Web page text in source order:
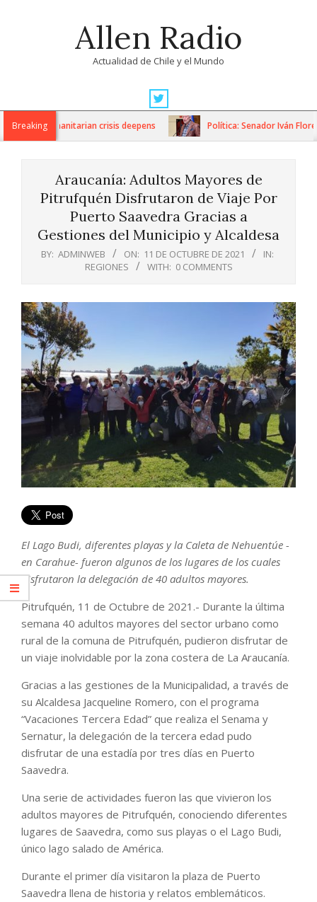
Allen Radio
Actualidad de Chile y el Mundo
Navigation
MenuBreaking
as humanitarian crisis deepens Política: Senador Iván Flores
Araucanía: Adultos Mayores de
Pitrufquén Disfrutaron de Viaje Por
Puerto Saavedra Gracias a
Gestiones del Municipio y Alcaldesa
BY: ADMINWEB ON: 11 DE OCTUBRE DE 2021
IN:
REGIONES
WITH: 0 COMMENTS
El Lago Budi, diferentes playas y la Caleta de Nehuentúe -
en Carahue- fueron algunos de los lugares de los cuales
disfrutaron la delegación de 40 adultos mayores.
Pitrufquén, 11 de Octubre de 2021.- Durante la última
semana 40 adultos mayores del sector urbano como
rural de la comuna de Pitrufquén, pudieron disfrutar de
un viaje inolvidable por la zona costera de La Araucanía.
Gracias a las gestiones de la Municipalidad, a través de
su Alcaldesa Jacqueline Romero, con el programa
“Vacaciones Tercera Edad” que realiza el Senama y
Sernatur, la delegación de la tercera edad pudo
disfrutar de una estadía por tres días en Puerto
Saavedra.
Una serie de actividades fueron las que vivieron los
adultos mayores de Pitrufquén, conociendo diferentes
lugares de Saavedra, como sus playas o el Lago Budi,
único lago salado de América.
Durante el primer día visitaron la plaza de Puerto
Saavedra llena de historia y relatos emblemáticos.